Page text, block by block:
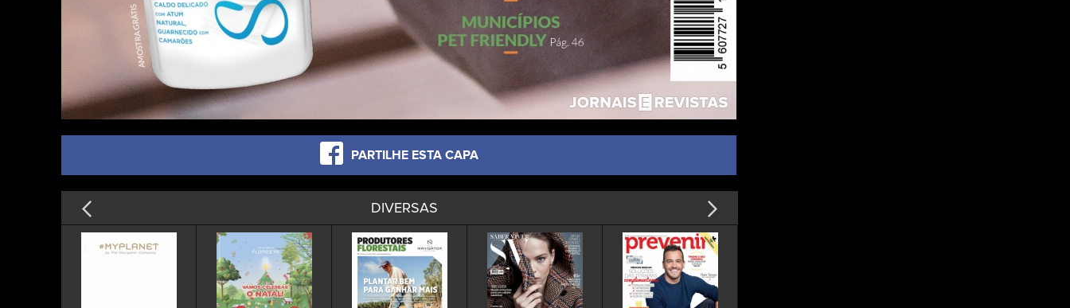
PARTILHE ESTA CAPA
DIVERSAS